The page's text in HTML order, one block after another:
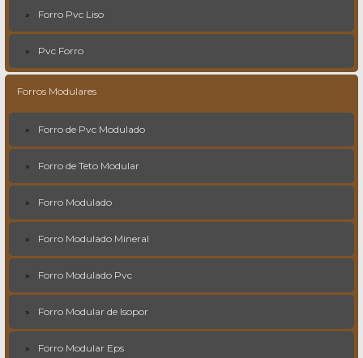
Forro Pvc Liso
Pvc Forro
Forros Modulares
Forro de Pvc Modulado
Forro de Teto Modular
Forro Modulado
Forro Modulado Mineral
Forro Modulado Pvc
Forro Modular de Isopor
Forro Modular Eps